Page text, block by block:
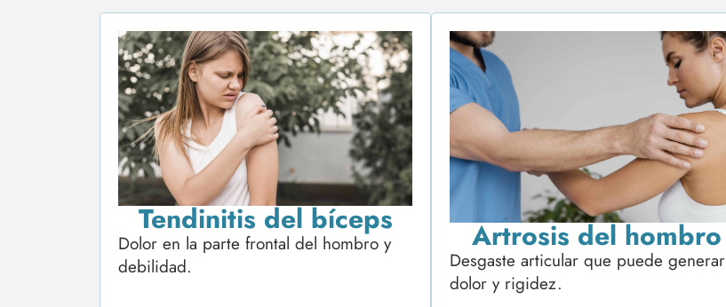
Tendinitis del bíceps
Dolor en la parte frontal del hombro y
debilidad.
Artrosis del hombro
Desgaste articular que puede generar
dolor y rigidez.